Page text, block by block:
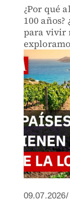
¿Por qué
100
para vivir
qué dice
qué
incluso
09.07.2026/